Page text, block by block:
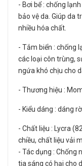
- Bơi bể : chống
bảo vệ da. Giúp da
nhiều hóa chất.
- Tắm biển : chống
các loại côn trùng,
ngứa khó chịu cho
- Thương hiệu :
- Kiểu dáng : dáng
- Chất liệu : Lycra
chiều, chất liệu vải
- Tác dụng : Chống
tia sáng có hại cho